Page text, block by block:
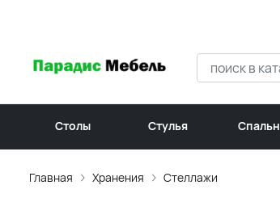
Столы Стулья
Главная Хранения Стеллажи